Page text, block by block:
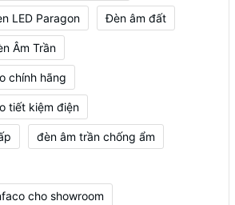
LED Paragon Đèn âm đất
Âm Trần
chính hãng
tiết kiệm điện
đèn âm trần chống ẩm
cho showroom